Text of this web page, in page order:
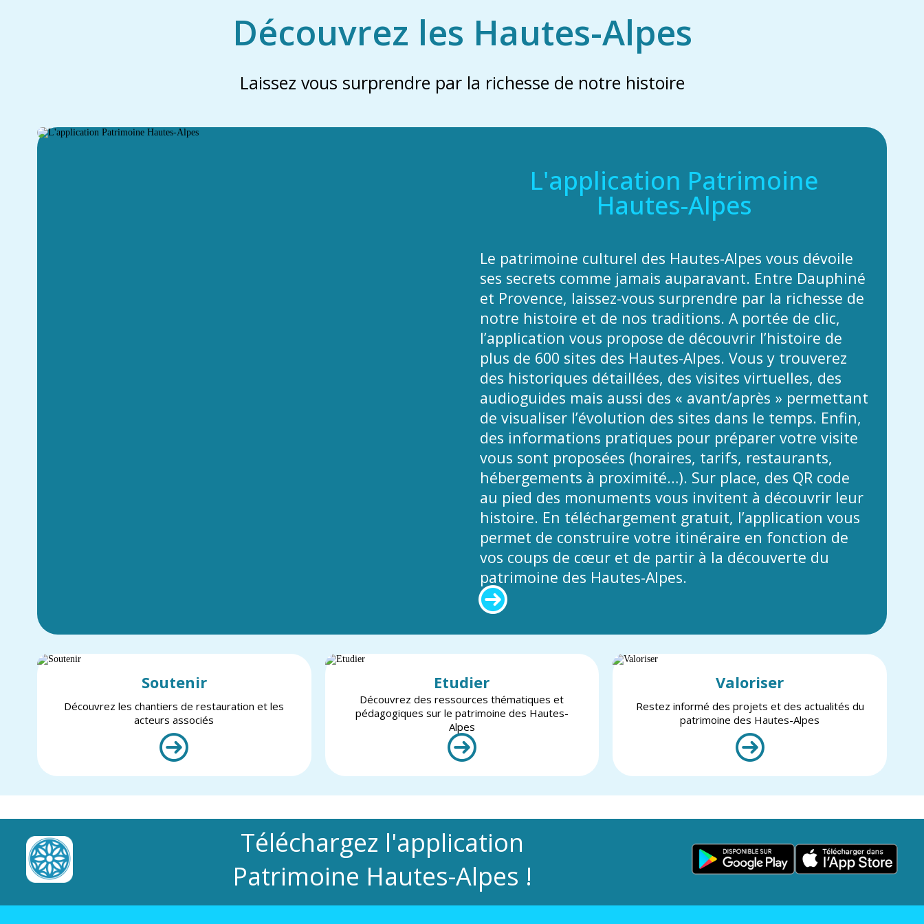
Découvrez les Hautes-Alpes
Laissez vous surprendre par la richesse de notre histoire
L'application Patrimoine
Hautes-Alpes
Le patrimoine culturel des Hautes-Alpes vous dévoile
ses secrets comme jamais auparavant. Entre Dauphiné
et Provence, laissez-vous surprendre par la richesse de
notre histoire et de nos traditions. A portée de clic,
l’application vous propose de découvrir l’histoire de
plus de 600 sites des Hautes-Alpes. Vous y trouverez
des historiques détaillées, des visites virtuelles, des
audioguides mais aussi des « avant/après » permettant
de visualiser l’évolution des sites dans le temps. Enfin,
des informations pratiques pour préparer votre visite
vous sont proposées (horaires, tarifs, restaurants,
hébergements à proximité…). Sur place, des QR code
au pied des monuments vous invitent à découvrir leur
histoire. En téléchargement gratuit, l’application vous
permet de construire votre itinéraire en fonction de
vos coups de cœur et de partir à la découverte du
patrimoine des Hautes-Alpes.
Soutenir
Découvrez les chantiers de restauration et les
acteurs associés
Etudier
Découvrez des ressources thématiques et
pédagogiques sur le patrimoine des Hautes-
Alpes
Valoriser
Restez informé des projets et des actualités du
patrimoine des Hautes-Alpes
Téléchargez l'application
Patrimoine Hautes-Alpes !